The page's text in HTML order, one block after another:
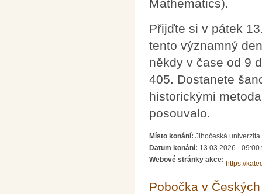
Mathematics).
Přijďte si v pátek
tento významný
někdy v čase od 9
405. Dostanete
historickými
posouvalo.
Místo konání: Jihočeská
Datum konání: 13.03.2026 - 09:00
Webové stránky akce:
https://
Pobočka v